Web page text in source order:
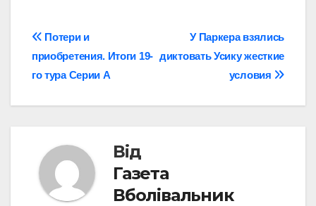
Навігація
записів
У Паркера взялись
диктовать Усику жесткие
условия
Потери и
приобретения. Итоги 19-
го тура Серии А
Від
Газета
Вболівальник